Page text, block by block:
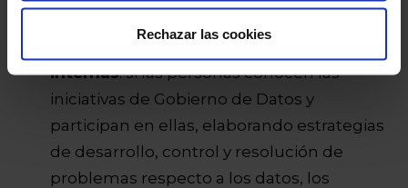
Rechazar las cookies
internas: si las personas conocen las
iniciativas de Gobierno de Datos y
participan en ellas, elaborando estrategias
de desarrollo, control y resolución de
problemas respecto a los datos, los